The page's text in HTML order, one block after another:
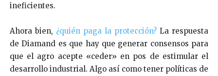
ineficientes.
Ahora bien, ¿quién paga la protección? La respuesta
de Diamand es que hay que generar consensos para
que el agro acepte «ceder» en pos de estimular el
desarrollo industrial. Algo así como tener políticas de